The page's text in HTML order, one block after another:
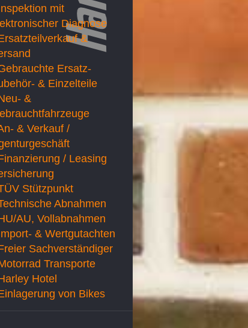
mit
Diagnose
&
Ersatz-
& Einzelteile
&
& Verkauf /
/ Leasing
Stützpunkt
Abnahmen
AU, Vollabnahmen
& Wertgutachten
Sachverständiger
Transporte
Hotel
von Bikes